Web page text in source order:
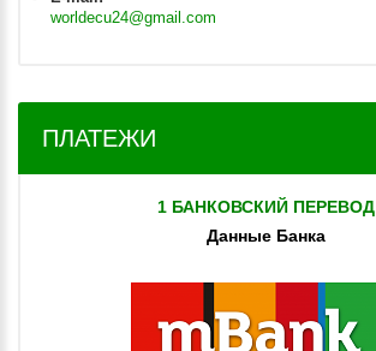
worldecu24@gmail.com
ПЛАТЕЖИ
1 БАНКОВСКИЙ ПЕРЕВОД
Данные Банка